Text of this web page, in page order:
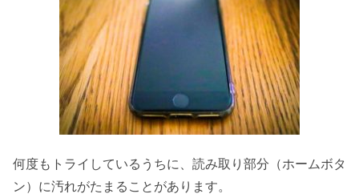
何度もトライしているうちに、読み取り部分（ホームボタ
ン）に汚れがたまることがあります。